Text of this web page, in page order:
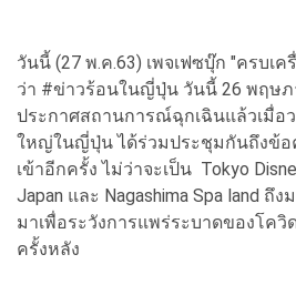
วันนี้ (27 พ.ค.63) เพจเฟซบุ๊ก "ครบเ
ว่า #ข่าวร้อนในญี่ปุ่น วันนี้ 26 พฤษ
ประกาศสถานการณ์ฉุกเฉินแล้วเมื่
ใหญ่ในญี่ปุ่น ได้ร่วมประชุมกันถึงข้อ
เข้าอีกครั้ง ไม่ว่าจะเป็น Tokyo
Japan และ Nagashima Spa land ถึ
มาเพื่อระวังการแพร่ระบาดของโค
ครั้งหลัง